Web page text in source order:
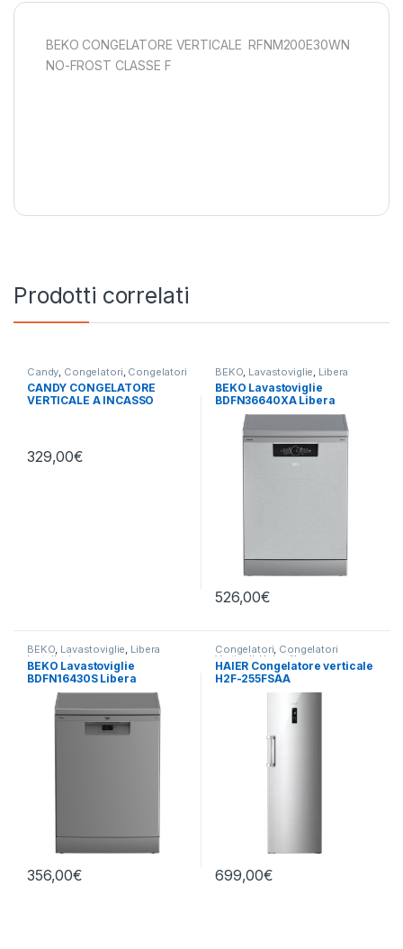
BEKO CONGELATORE VERTICALE RFNM200E30WN
NO-FROST CLASSE F
Prodotti correlati
Candy Congelatori Congelatori
Verticali,libera installazione
CANDY CONGELATORE
VERTICALE A INCASSO
329,00€
BEKO Lavastoviglie Libera
Installazione
BEKO Lavastoviglie
BDFN36640XA Libera
Installazione 16 Coperti
526,00€
BEKO, Lavastoviglie, Libera
Installazione
BEKO Lavastoviglie
BDFN16430S Libera
Installazione 14 Coperti
356,00€
Congelatori, Congelatori
Verticali,Haier ,libera
installazione
HAIER Congelatore verticale
H2F-255FSAA
699,00€